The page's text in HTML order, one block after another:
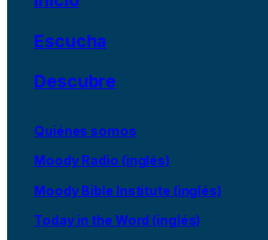
Escucha
Descubre
Quiénes somos
Moody Radio (inglés)
Moody Bible Institute (inglés)
Today in the Word (inglés)